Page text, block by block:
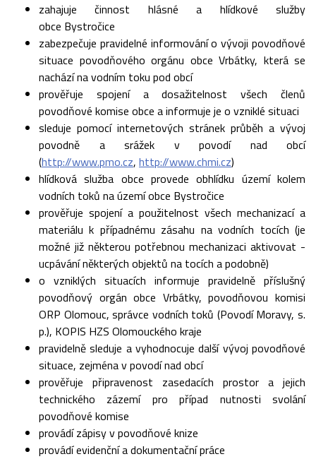
zahajuje činnost hlásné a hlídkové služby
obce Bystročice
zabezpečuje pravidelné informování o vývoji povodňové
situace povodňového orgánu obce Vrbátky, která se
nachází na vodním toku pod obcí
prověřuje spojení a dosažitelnost všech členů
povodňové komise obce a informuje je o vzniklé situaci
sleduje pomocí internetových stránek průběh a vývoj
povodně a srážek v povodí nad obcí
(http://www.pmo.cz, http://www.chmi.cz)
hlídková služba obce provede obhlídku území kolem
vodních toků na území obce Bystročice
prověřuje spojení a použitelnost všech mechanizací a
materiálu k případnému zásahu na vodních tocích (je
možné již některou potřebnou mechanizaci aktivovat -
ucpávání některých objektů na tocích a podobně)
o vzniklých situacích informuje pravidelně příslušný
povodňový orgán obce Vrbátky, povodňovou komisi
ORP Olomouc, správce vodních toků (Povodí Moravy, s.
p.), KOPIS HZS Olomouckého kraje
pravidelně sleduje a vyhodnocuje další vývoj povodňové
situace, zejména v povodí nad obcí
prověřuje připravenost zasedacích prostor a jejich
technického zázemí pro případ nutnosti svolání
povodňové komise
provádí zápisy v povodňové knize
provádí evidenční a dokumentační práce